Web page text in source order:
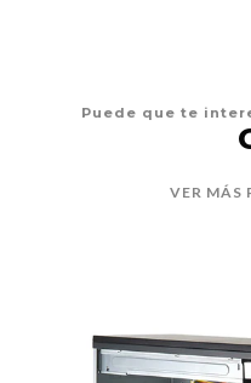
Puede que te
VER MÁS